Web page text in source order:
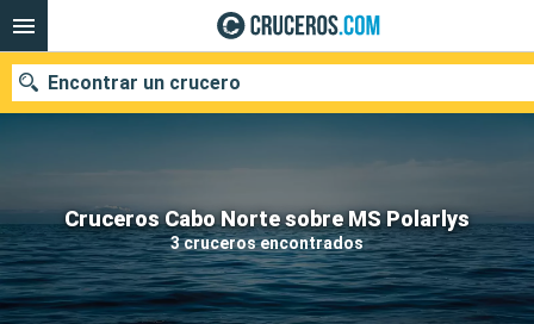
Cruceros Cabo Norte sobre MS Polarlys
3 cruceros encontrados
Encontrar un crucero
Nuestros destinos
Fecha de salida